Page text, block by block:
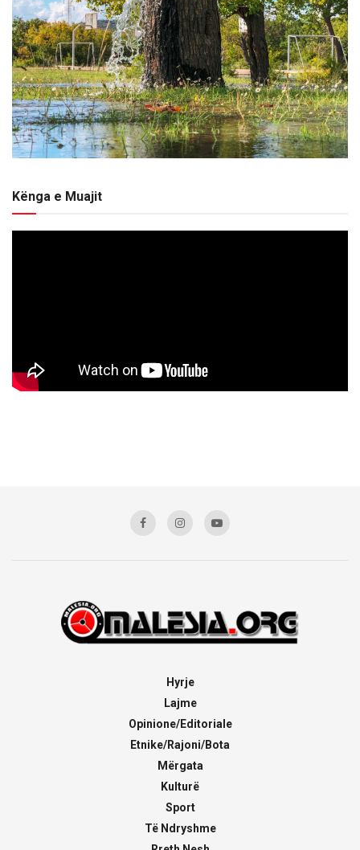
Kënga e Muajit
Hyrje
Lajme
Opinione/Editoriale
Etnike/Rajoni/Bota
Mërgata
Kulturë
Sport
Të Ndryshme